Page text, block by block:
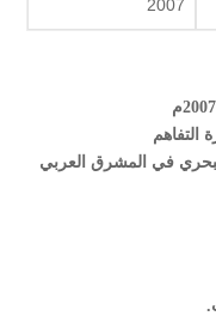
2007
التفاهم
في المشرق العربي